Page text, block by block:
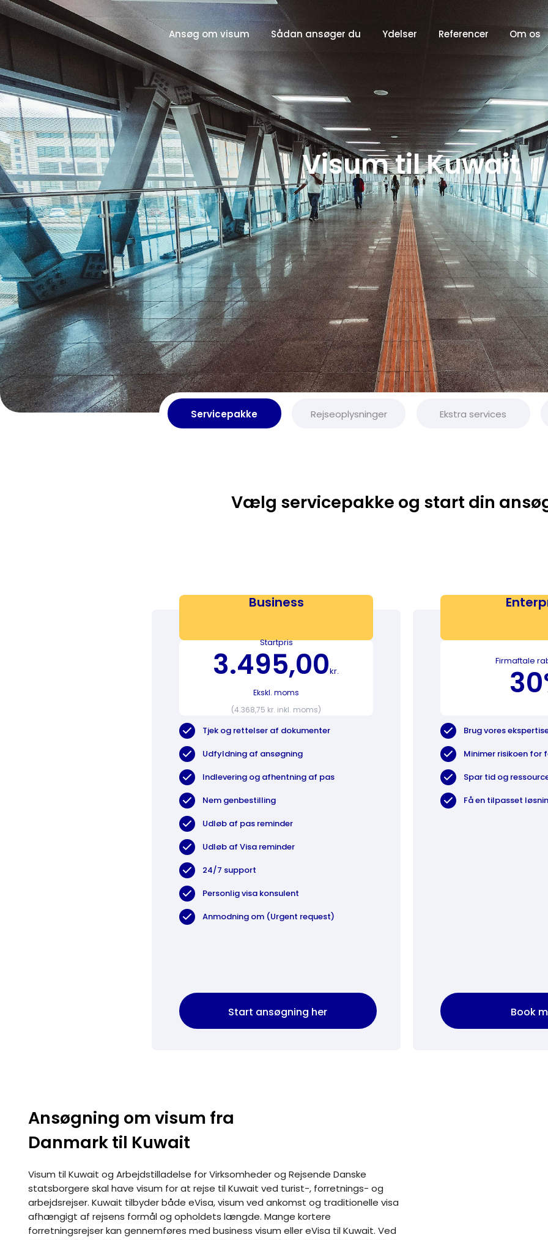
Ansøg om visum Sådan ansøger du Ydelser Referencer Om os
Visum til Kuwait
Servicepakke Rejseoplysninger Ekstra services
Vælg servicepakke og start din
Business
Startpris
3.495,00kr.
Ekskl. moms
(4.368,75 kr. inkl. moms)
Tjek og rettelser af dokumenter
Udfyldning af ansøgning
Indlevering og afhentning af pas
Nem genbestilling
Udløb af pas reminder
Udløb af Visa reminder
24/7 support
Personlig visa konsulent
Anmodning om (Urgent request)
Start ansøgning her
Firmaftale
Brug vores
Minimer risikoen for
Spar tid og
Få en tilpasset
Book
Ansøgning om visum fra
Danmark til Kuwait
Visum til Kuwait og Arbejdstilladelse for Virksomheder og Rejsende Danske
statsborgere skal have visum for at rejse til Kuwait ved turist-, forretnings- og
arbejdsrejser. Kuwait tilbyder både eVisa, visum ved ankomst og traditionelle visa
afhængigt af rejsens formål og opholdets længde. Mange kortere
forretningsrejser kan gennemføres med business visum eller eVisa til Kuwait. Ved